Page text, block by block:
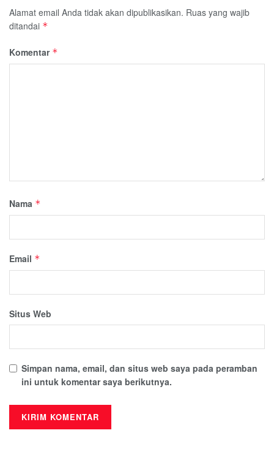
Alamat email Anda tidak akan dipublikasikan. Ruas yang wajib
ditandai *
Komentar *
Nama *
Email *
Situs Web
Simpan nama, email, dan situs web saya pada peramban
ini untuk komentar saya berikutnya.